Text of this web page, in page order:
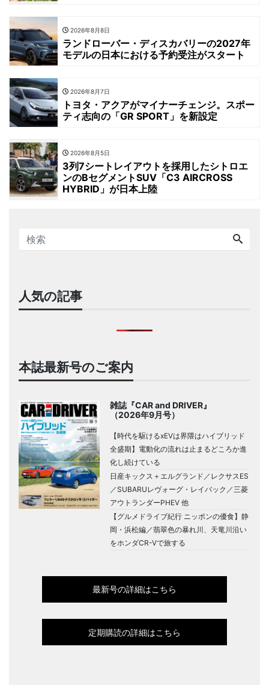
2026年8月8日
ランドローバー・ディスカバリーの2027年
モデルの日本における予約受注がスタート
2026年8月7日
トヨタ・アクアがマイナーチェンジ。スポー
ティ志向の「GR SPORT」を新設定
2026年8月5日
3列7シートレイアウトを採用したシトロエ
ンのBセグメントSUV「C3 AIRCROSS
HYBRID」が日本上陸
人気の記事
本誌最新号のご案内
雑誌『CAR and DRIVER』
（2026年9月号）
【時代を駆けるxEVは界隈はハイブリッド
全盛期】電動化の流れは止まるどころか進
化し続けている
日産キックス＋エルグランド／レクサスES
／SUBARUレヴォーグ・レイバック／三菱
アウトランダーPHEV 他
【グルメドライブ紀行 ニッポンの優食】静
岡・浜松編／翡翠色の暴れ川、天竜川沿い
をホンダCR-Vで旅する
最新号の詳細はこちら
定期購読の詳細はこちら